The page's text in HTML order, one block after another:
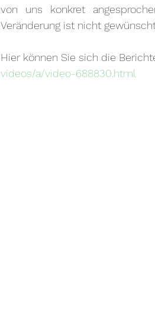
von uns konkret
Veränderung ist nicht
Hier können Sie sich die
videos/a/video-688830.html